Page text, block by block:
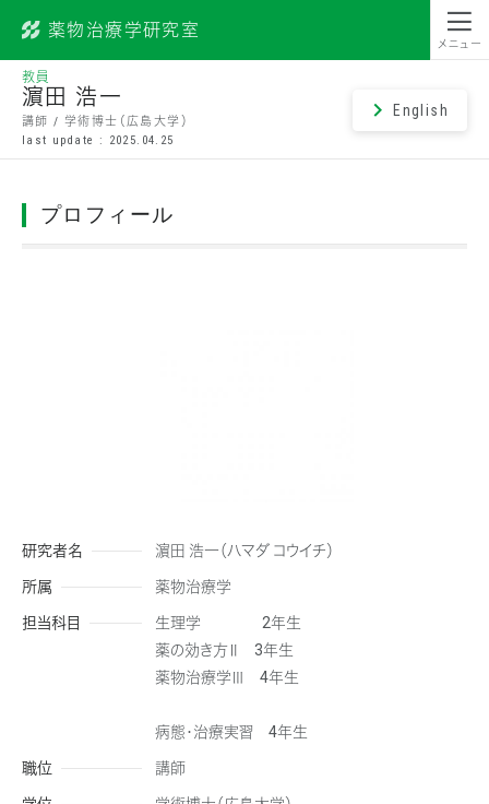
昭和薬科大学
薬物治療学研究室
メニュー
教員
濵田 浩一
講師 / 学術博士（広島大学）
last update : 2025.04.25
English
プロフィール
研究者名 濵田 浩一（ハマダ コウイチ）
所属 薬物治療学
担当科目
生理学 2年生
薬の効き方Ⅱ 3年生
薬物治療学Ⅲ 4年生
病態・治療実習 4年生
職位 講師